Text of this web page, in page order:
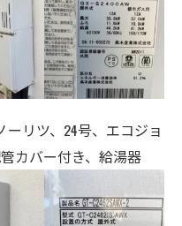
ーリツ、24号、エコジョ
カバー付き、給湯器